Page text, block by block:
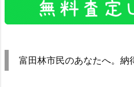
富田林市民のあなたへ。納